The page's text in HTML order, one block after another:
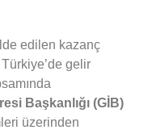
edilen kazanç
gelir
Başkanlığı (GİB)
üzerinden